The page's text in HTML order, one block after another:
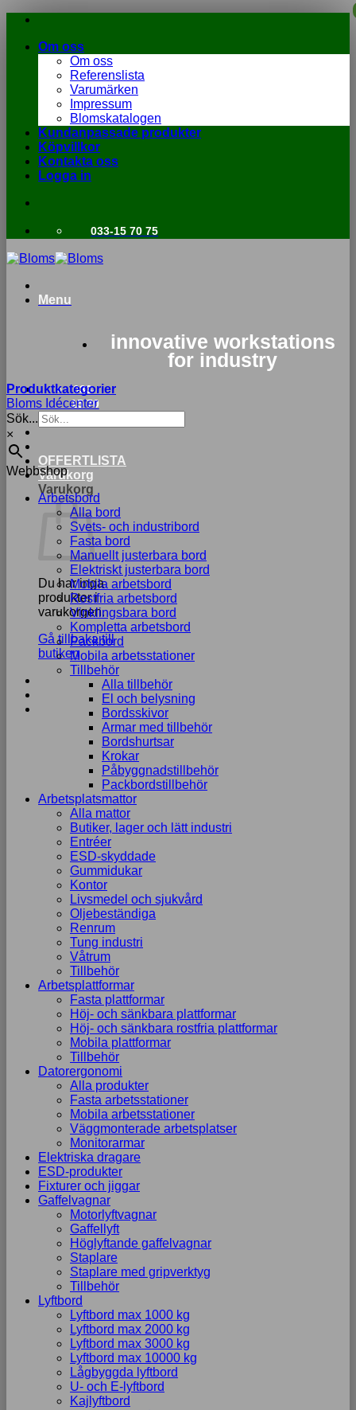
Skip
contentOm oss
Om oss
Referenslista
Varumärken
Impressum
Blomskatalogen
Kundanpassade produkter
Köpvillkor
Kontakta oss
Logga in
033-15 70 75
Menu
innovative workstations
for industry
033-
15 70
OFFERTLISTA
Varukorg
Varukorg
Du har inga
produkter i
varukorgen.
Gå tillbaka till
butiken
Produktkategorier
Bloms Idécenter
Sök...
×
Webbshop
Arbetsbord
Alla bord
Svets- och industribord
Fasta bord
Manuellt justerbara bord
Elektriskt justerbara bord
Mobila arbetsbord
Rostfria arbetsbord
Vinklingsbara bord
Kompletta arbetsbord
Packbord
Mobila arbetsstationer
Tillbehör
Alla tillbehör
El och belysning
Bordsskivor
Armar med tillbehör
Bordshurtsar
Krokar
Påbyggnadstillbehör
Packbordstillbehör
Arbetsplatsmattor
Alla mattor
Butiker, lager och lätt industri
Entréer
ESD-skyddade
Gummidukar
Kontor
Livsmedel och sjukvård
Oljebeständiga
Renrum
Tung industri
Våtrum
Tillbehör
Arbetsplattformar
Fasta plattformar
Höj- och sänkbara plattformar
Höj- och sänkbara rostfria plattformar
Mobila plattformar
Tillbehör
Datorergonomi
Alla produkter
Fasta arbetsstationer
Mobila arbetsstationer
Väggmonterade arbetsplatser
Monitorarmar
Elektriska dragare
ESD-produkter
Fixturer och jiggar
Gaffelvagnar
Motorlyftvagnar
Gaffellyft
Höglyftande gaffelvagnar
Staplare
Staplare med gripverktyg
Tillbehör
Lyftbord
Lyftbord max 1000 kg
Lyftbord max 2000 kg
Lyftbord max 3000 kg
Lyftbord max 10000 kg
Lågbyggda lyftbord
U- och E-lyftbord
Kajlyftbord
Nödvändiga
Dessa kakor
går inte att
välja bort. De
behövs för att
hemsidan
över huvud
taget ska
fungera.
Statistik
För att vi ska
kunna
förbättra
hemsidans
funktionalitet
och
uppbyggnad,
Upplevelse
För att vår
hemsida ska
prestera så
under ditt
besök. Om
du nekar de
här kakorna
kommer viss
funktionalitet
att försvinna
hemsidan.
Marknadsföring
Genom att dela
med dig av dina
intressen och ditt
beteende när du
surfar ökar du
chansen att få se
personligt
anpassat
innehåll och
erbjudanden.